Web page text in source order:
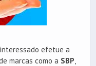
efetue a
marcas como a SBP